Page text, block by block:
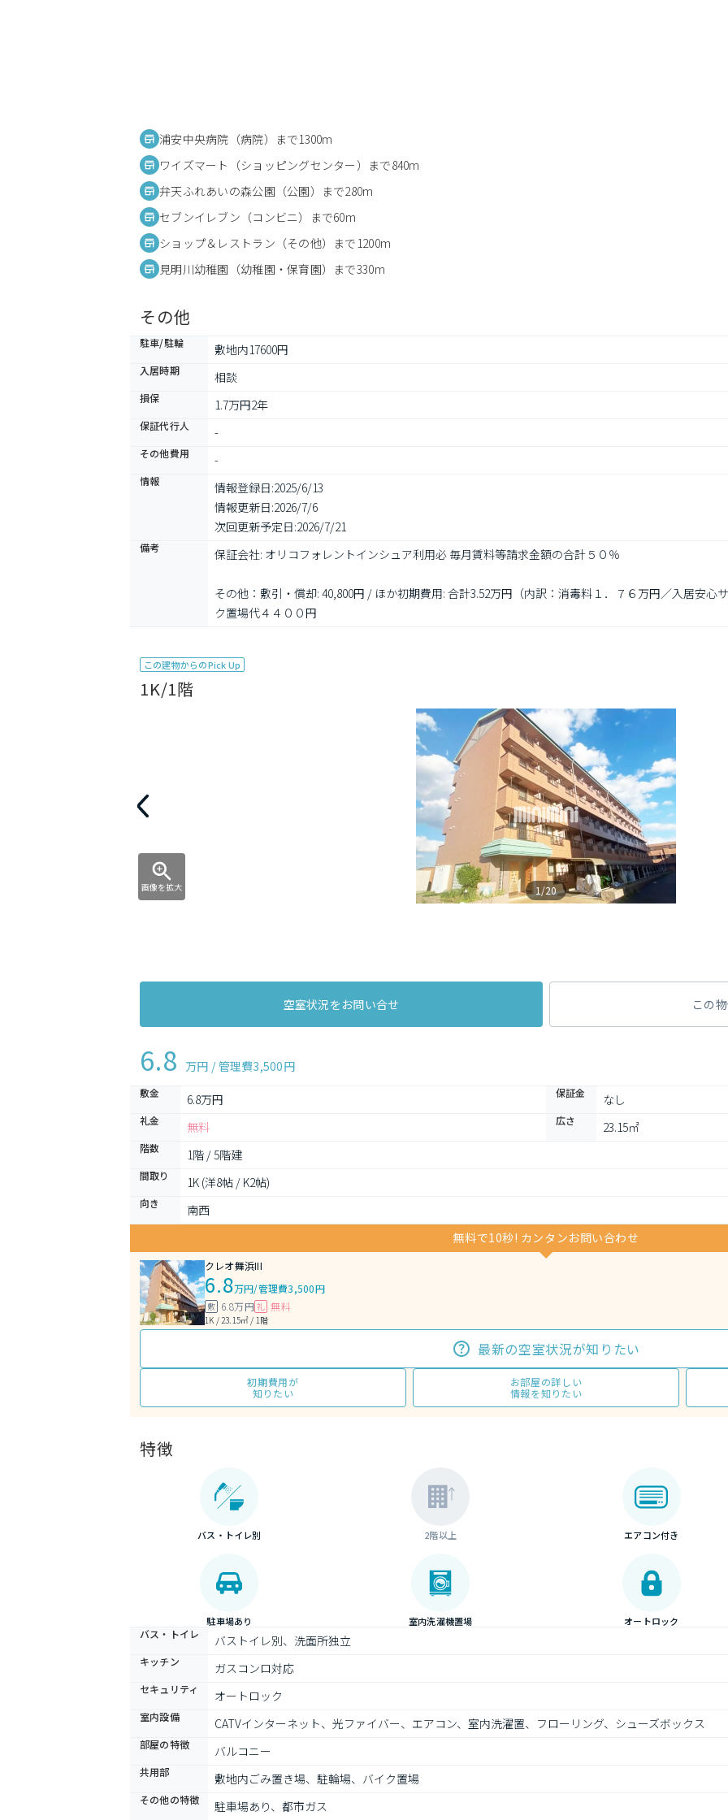
浦安中央病院（病院）まで1300m
ワイズマート（ショッピングセンター）まで840m
弁天ふれあいの森公園（公園）まで280m
セブンイレブン（コンビニ）まで60m
ショップ＆レストラン（その他）まで1200m
見明川幼稚園（幼稚園・保育園）まで330m
その他
駐車/駐輪 敷地内17600円
入居時期 相談
損保 1.7万円2年
保証代行人 -
その他費用 -
情報 情報登録日:2025/6/13
情報更新日:2026/7/6
次回更新予定日:2026/7/21
備考 保証会社: オリコフォレントインシュア利用必 毎月賃料等請求金額の合計５０％
その他：敷引・償却: 40,800円 / ほか初期費用: 合計3.52万円（内訳：消毒料１．７６万円／入居安心
ク置場代４４００円
この建物からのPick Up
1K/1階
画像を拡大 1/20
空室状況をお問い合せ この
6.8 万円 / 管理費3,500円
敷金 6.8万円 保証金 なし
礼金 無料 広さ 23.15㎡
階数 1階 / 5階建
間取り 1K (洋8帖 / K2帖)
向き
南西
無料で10秒! カンタンお問い合わせ
クレオ舞浜III
6.8万円/管理費3,500円
敷 6.8万円 礼 無料
1K / 23.15㎡ / 1階
最新の空室状況が知りたい
初期費用が
知りたい
お部屋の詳しい
情報を知りたい
特徴
バス・トイレ別 2階以上 エアコン付き
駐車場あり 室内洗濯機置場 オートロック
バス・トイレ バストイレ別、洗面所独立
キッチン ガスコンロ対応
セキュリティ オートロック
室内設備 CATVインターネット、光ファイバー、エアコン、室内洗濯置、フローリング、シューズボックス
部屋の特徴 バルコニー
共用部 敷地内ごみ置き場、駐輪場、バイク置場
その他の特徴 駐車場あり、都市ガス